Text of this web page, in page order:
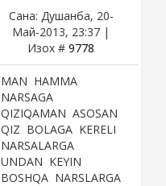
Сана: Душанба, 20-
Май-2013, 23:37 |
Изох # 9778
MAN HAMMA
NARSAGA
QIZIQAMAN ASOSAN
QIZ BOLAGA KERELI
NARSALARGA
UNDAN KEYIN
BOSHQA NARSLARGA